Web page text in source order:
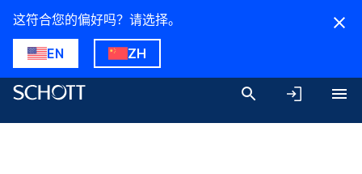
这符合您的偏好吗？请选择。
EN ZH